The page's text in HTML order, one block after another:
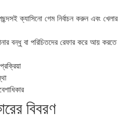
ক্যাসিনো গেম নির্বাচন করুন এবং খেলার
বন্ধু বা পরিচিতদের রেফার করে আয় করতে
বিবরণ